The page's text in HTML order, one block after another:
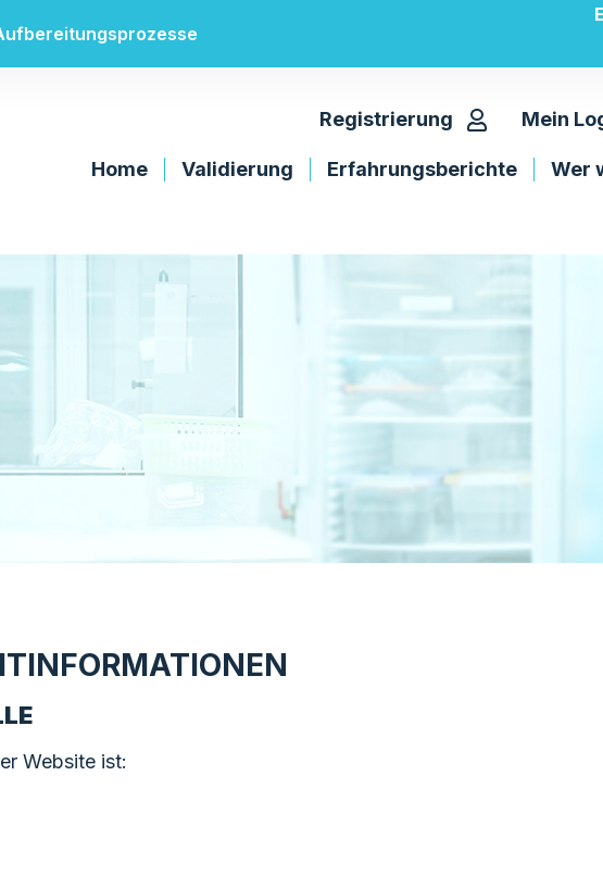
Registrierung Mein
Home Validierung Erfahrungsberichte Wer
Website ist: